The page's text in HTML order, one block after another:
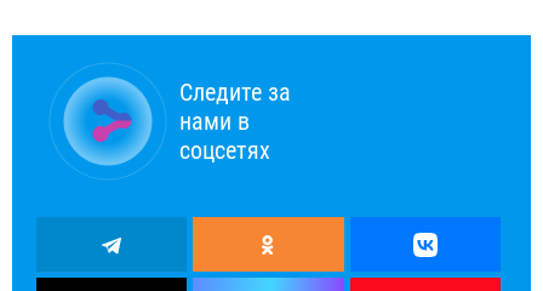
Следите за
нами в
соцсетях